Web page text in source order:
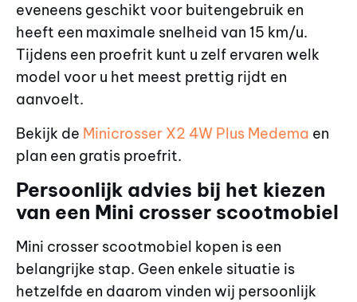
eveneens geschikt voor buitengebruik en
heeft een maximale snelheid van 15 km/u.
Tijdens een proefrit kunt u zelf ervaren welk
model voor u het meest prettig rijdt en
aanvoelt.
Bekijk de Minicrosser X2 4W Plus Medema en
plan een gratis proefrit.
Persoonlijk advies bij het kiezen
van een Mini crosser scootmobiel
Mini crosser scootmobiel kopen is een
belangrijke stap. Geen enkele situatie is
hetzelfde en daarom vinden wij persoonlijk